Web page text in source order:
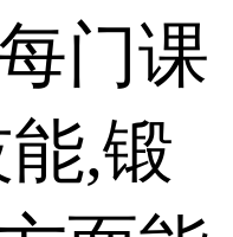
门课
,锻